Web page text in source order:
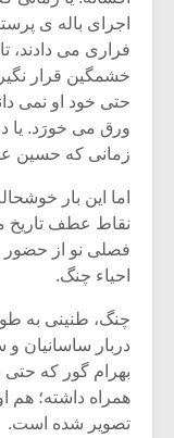
اجرای باله ی
فراری می
خشمگین قرار
حتی خود او نمی
ورق می خورَد. یا
زمانی که حسین
اما این بار
نقاط عطف تاریخ
فصلی نو از حضور
احیاء چنگ.
چنگ، طنینی به
دربار ساسانیان و
بهرام گور که حتی
همراه داشته؛ هم
تصویر شده است.